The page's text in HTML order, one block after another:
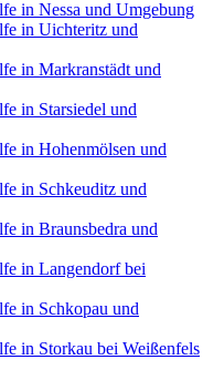
in Nessa und Umgebung
in Uichteritz und
in Markranstädt und
in Starsiedel und
in Hohenmölsen und
in Schkeuditz und
in Braunsbedra und
in Langendorf bei
in Schkopau und
in Storkau bei Weißenfels